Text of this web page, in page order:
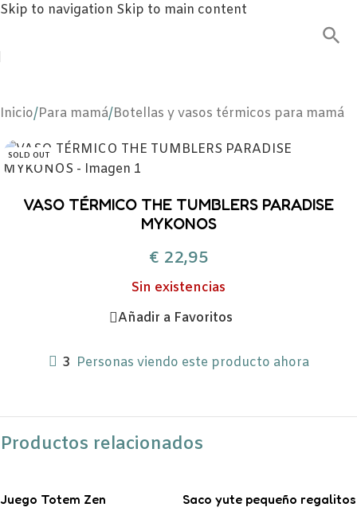
Skip to navigation Skip to main content
Inicio/Para mamá/Botellas y vasos térmicos para mamá
SOLD OUT
VASO TÉRMICO THE TUMBLERS PARADISE
MYKONOS
€22,95
Sin existencias
Añadir a Favoritos
3 Personas viendo este producto ahora
Productos relacionados
Juego Totem Zen
Saco yute pequeño regalitos